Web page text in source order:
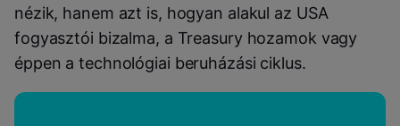
nézik, hanem azt is, hogyan alakul az USA
fogyasztói bizalma, a Treasury hozamok vagy
éppen a technológiai beruházási ciklus.